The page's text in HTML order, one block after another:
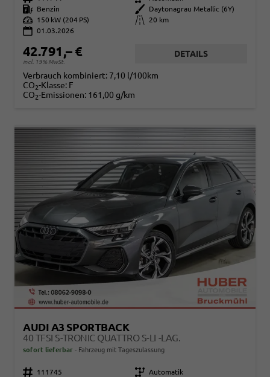
Kraftstoff
Benzin Außenfarbe
Daytonagrau Metallic (6Y)
Leistung
150 kW (204 PS) Kilometerstand
20 km
01.03.2026
42.791,– €
incl. 19% MwSt.
DETAILS
Verbrauch kombiniert: 7,10 l/100km
CO2-Klasse: F
CO2-Emissionen: 161,00 g/km
AUDI A3 SPORTBACK
40 TFSI S-TRONIC QUATTRO S-LI -LAG.
sofort lieferbar Fahrzeug mit Tageszulassung
Fahrzeugnr. 111745 Getriebe Automatik